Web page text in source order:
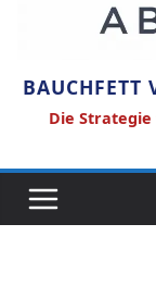
BAUCHFETT
Die